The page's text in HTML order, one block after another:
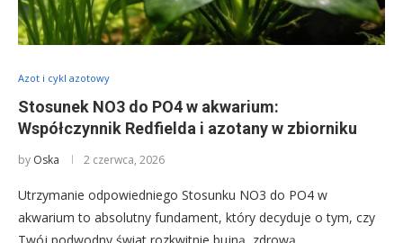
Azot i cykl azotowy
Stosunek NO3 do PO4 w akwarium:
Współczynnik Redfielda i azotany w zbiorniku
by Oska 2 czerwca, 2026
Utrzymanie odpowiedniego Stosunku NO3 do PO4 w
akwarium to absolutny fundament, który decyduje o tym, czy